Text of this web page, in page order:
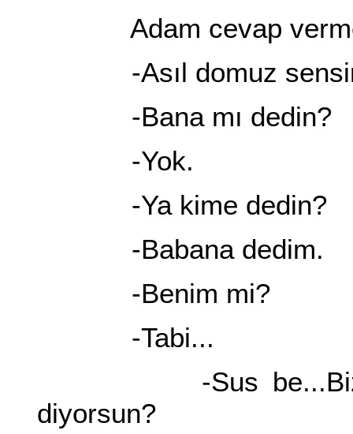
Adam cevap
-Asıl domuz
-Bana mı dedin?
-Yok.
-Ya kime dedin?
-Babana dedim.
-Benim mi?
-Tabi...
-Sus be...Biz ne
diyorsun?